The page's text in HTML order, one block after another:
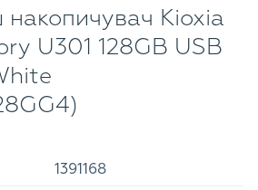
Kioxia
U301 128GB USB
1391168